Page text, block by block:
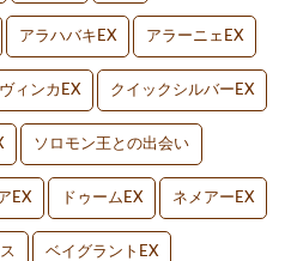
アラハバキEX アラーニェEX
ィンカEX クイックシルバーEX
ソロモン王との出会い
EX ドゥームEX ネメアーEX
ベイグラントEX